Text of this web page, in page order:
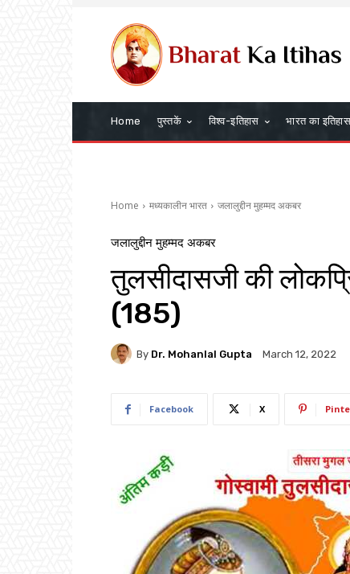
Home पुस्तकें विश्व-इतिहास भारत का इतिहास
Home मध्यकालीन भारत जलालुद्दीन मुहम्मद अकबर
जलालुद्दीन मुहम्मद अकबर
तुलसीदासजी की
(185)
By Dr. Mohanlal Gupta March 12, 2022
Facebook X